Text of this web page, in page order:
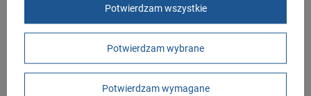
Marka Adidas
Symbol HM8752
Gwarancja Gwarancja
Stan Nowy
Potwierdzam wybrane
Potwierdzam wymagane
Potwierdzam wszystkie